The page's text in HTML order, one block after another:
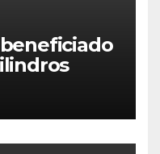
beneficiado